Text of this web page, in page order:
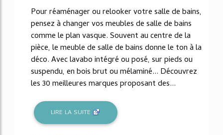
Pour réaménager ou relooker votre salle de bains,
pensez à changer vos meubles de salle de bains
comme le plan vasque. Souvent au centre de la
pièce, le meuble de salle de bains donne le ton à la
déco. Avec lavabo intégré ou posé, sur pieds ou
suspendu, en bois brut ou mélaminé... Découvrez
les 30 meilleures marques proposant des...
LIRE LA SUITE